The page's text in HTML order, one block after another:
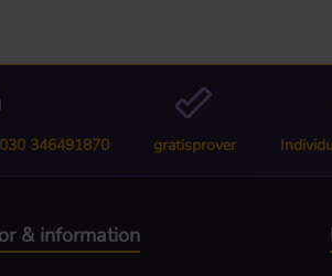
346491870 gratisprover
& information